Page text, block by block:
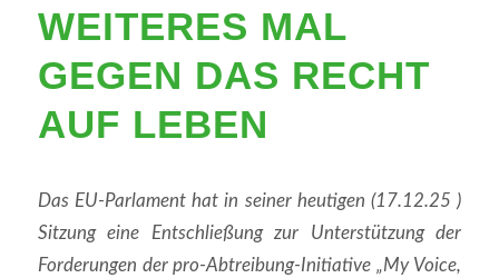
WEITERES MAL
GEGEN DAS RECHT
AUF LEBEN
Das EU-Parlament hat in seiner heutigen (17.12.25 )
Sitzung eine Entschließung zur Unterstützung der
Forderungen der pro-Abtreibung-Initiative „My Voice,